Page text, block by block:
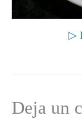
▷
Deja un